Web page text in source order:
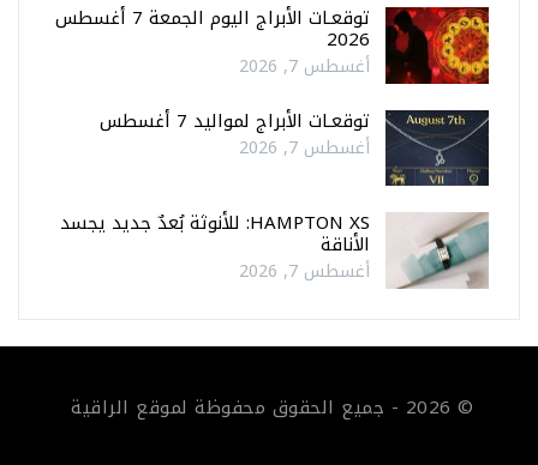
توقعـات الأبراج اليوم الجمعة 7 أغسطس
2026
أغسطس 7, 2026
توقعـات الأبراج لمواليد 7 أغسطس
أغسطس 7, 2026
HAMPTON XS: للأنوثة بُعدٌ جديد يجسد
الأناقة
أغسطس 7, 2026
© 2026 - جميع الحقوق محفوظة لموقع الراقية